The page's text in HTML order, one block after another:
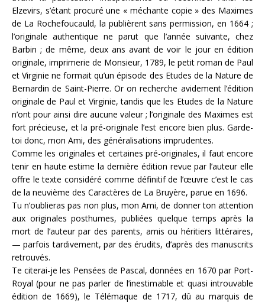
Elzevirs, s’étant procuré une « méchante copie » des Maximes
de La Rochefoucauld, la publièrent sans permission, en 1664 ;
l’originale authentique ne parut que l’année suivante, chez
Barbin ; de même, deux ans avant de voir le jour en édition
originale, imprimerie de Monsieur, 1789, le petit roman de Paul
et Virginie ne formait qu’un épisode des Etudes de la Nature de
Bernardin de Saint-Pierre. Or on recherche avidement l’édition
originale de Paul et Virginie, tandis que les Etudes de la Nature
n’ont pour ainsi dire aucune valeur ; l’originale des Maximes est
fort précieuse, et la pré-originale l’est encore bien plus. Garde-
toi donc, mon Ami, des généralisations imprudentes.
Comme les originales et certaines pré-originales, il faut encore
tenir en haute estime la dernière édition revue par l’auteur elle
offre le texte considéré comme définitif de l’œuvre c’est le cas
de la neuvième des Caractères de La Bruyère, parue en 1696.
Tu n’oublieras pas non plus, mon Ami, de donner ton attention
aux originales posthumes, publiées quelque temps après la
mort de l’auteur par des parents, amis ou héritiers littéraires,
— parfois tardivement, par des érudits, d’après des manuscrits
retrouvés.
Te citerai-je les Pensées de Pascal, données en 1670 par Port-
Royal (pour ne pas parler de l’inestimable et quasi introuvable
édition de 1669), le Télémaque de 1717, dû au marquis de